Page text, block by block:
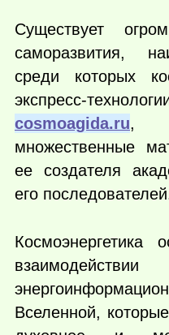
Существует
саморазвития,
среди которых
экспресс-
cosmoagida.ru,
множественные
ее создателя
его
Космоэнергетика
Вселенной,